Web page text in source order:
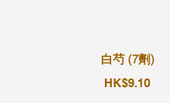
白芍 (7劑)
HK$9.10